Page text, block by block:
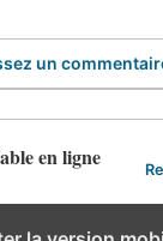
un
en ligne